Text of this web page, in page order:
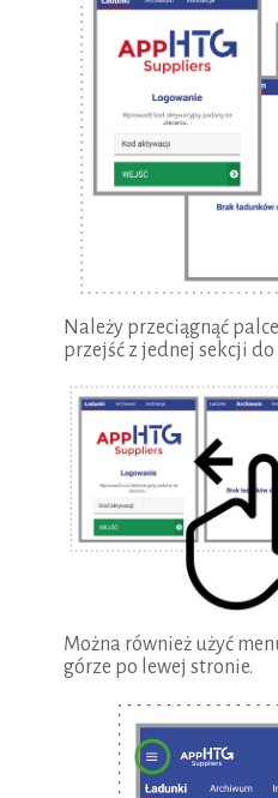
Należy przeciągnąć
przejść z jednej sekcji
Można również użyć
górze po lewej stronie.